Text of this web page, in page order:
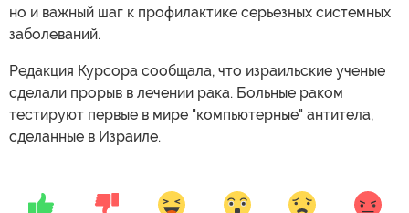
но и важный шаг к профилактике серьезных системных
заболеваний.
Редакция Курсора сообщала, что израильские ученые
сделали прорыв в лечении рака. Больные раком
тестируют первые в мире "компьютерные" антитела,
сделанные в Израиле.